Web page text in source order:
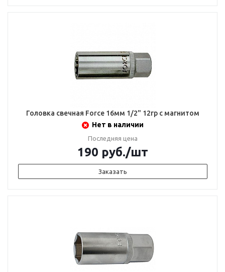
Головка свечная Force 16мм 1/2" 12гр с магнитом
Нет в наличии
Последняя цена
190 руб./шт
Заказать